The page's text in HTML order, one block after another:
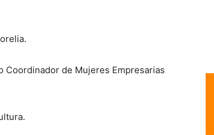
Coordinador de Mujeres Empresarias